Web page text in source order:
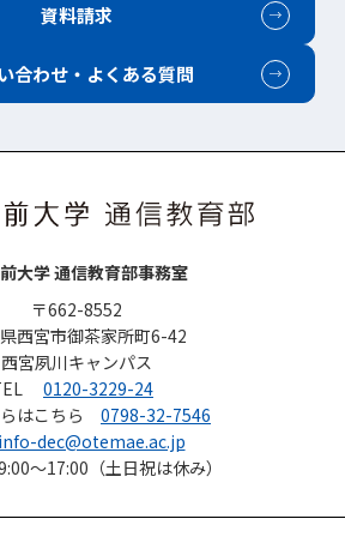
資料請求
合わせ・よくある質問
大学 通信教育部事務室
〒662-8552
西宮市御茶家所町6-42
西宮夙川キャンパス
0120-3229-24
はこちら 0798-32-7546
dec@otemae.ac.jp
～17:00（土日祝は休み）